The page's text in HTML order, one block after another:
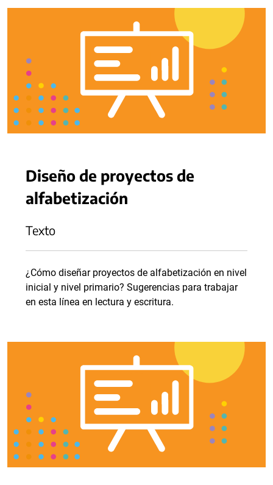
Diseño de proyectos de
alfabetización
Texto
¿Cómo diseñar proyectos de alfabetización en nivel
inicial y nivel primario? Sugerencias para trabajar
en esta línea en lectura y escritura.